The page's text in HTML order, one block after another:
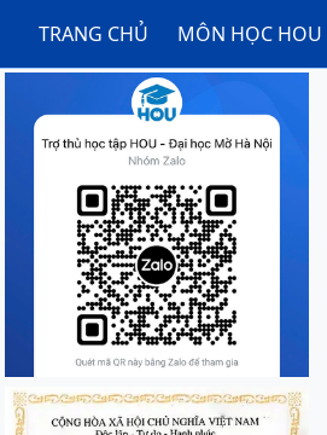
TRANG CHỦ MÔN HỌC HOU